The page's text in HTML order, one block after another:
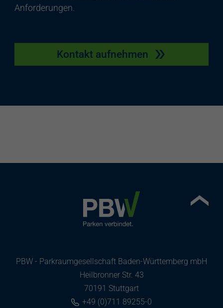
Anforderungen.
Kontakt aufnehmen
PBW - Parkraumgesellschaft Baden-Württemberg mbH
Heilbronner Str. 43
70191 Stuttgart
+49 (0)711 89255-0